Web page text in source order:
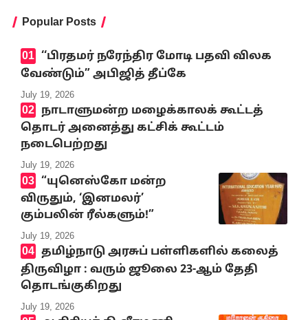
Popular Posts
‘‘பிரதமர் நரேந்திர மோடி பதவி விலக
வேண்டும்” அபிஜித் தீப்கே
July 19, 2026
நாடாளுமன்ற மழைக்காலக் கூட்டத்
தொடர் அனைத்து கட்சிக் கூட்டம்
நடைபெற்றது
July 19, 2026
“யுனெஸ்கோ மன்ற
விருதும், ‘இனமலர்’
கும்பலின் ரீல்களும்!”
July 19, 2026
தமிழ்நாடு அரசுப் பள்ளிகளில் கலைத்
திருவிழா : வரும் ஜூலை 23-ஆம் தேதி
தொடங்குகிறது
July 19, 2026